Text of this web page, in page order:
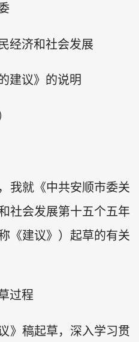
经济和社会发展
建议》的说明
我就《中共安顺市委关
社会发展第十五个五年
《建议》）起草的有关
过程
》稿起草，深入学习贯